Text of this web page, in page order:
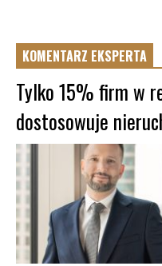
KOMENTARZ EKSPERTA
Tylko 15% firm w
dostosowuje